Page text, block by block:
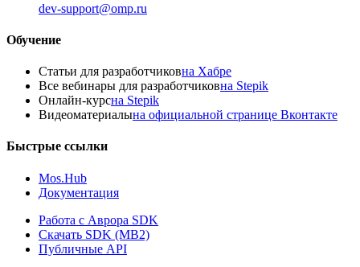
dev-support@omp.ru
Обучение
Статьи для разработчиковна Хабре
Все вебинары для разработчиковна Stepik
Онлайн-курсна Stepik
Видеоматериалына официальной странице Вконтакте
Быстрые ссылки
Mos.Hub
Документация
Работа с Аврора SDK
Скачать SDK (MB2)
Публичные API